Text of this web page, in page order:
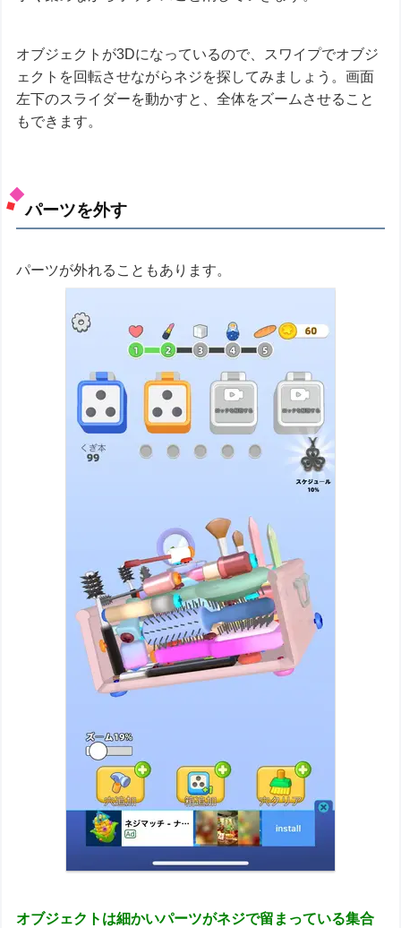
オブジェクトが3Dになっているので、スワイプでオブジ
ェクトを回転させながらネジを探してみましょう。画面
左下のスライダーを動かすと、全体をズームさせること
もできます。
パーツを外す
パーツが外れることもあります。
オブジェクトは細かいパーツがネジで留まっている集合